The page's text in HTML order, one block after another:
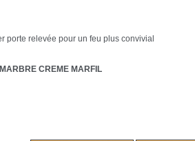
porte relevée pour un feu plus convivial
CREME MARFIL